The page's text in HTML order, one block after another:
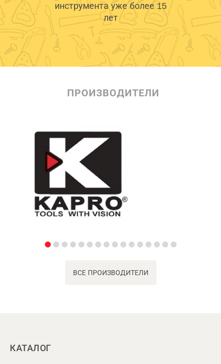
инструмента уже более 15
лет
ПРОИЗВОДИТЕЛИ
ВСЕ ПРОИЗВОДИТЕЛИ
КАТАЛОГ